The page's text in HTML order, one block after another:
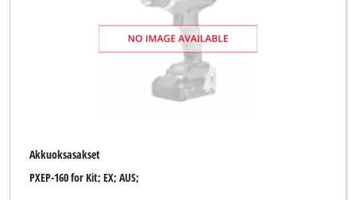
Akkuoksasakset
PXEP-160 for Kit; EX; AUS;